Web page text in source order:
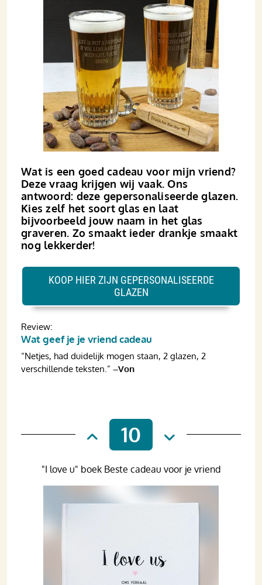
Wat is een goed cadeau voor mijn vriend?
Deze vraag krijgen wij vaak. Ons
antwoord: deze gepersonaliseerde glazen.
Kies zelf het soort glas en laat
bijvoorbeeld jouw naam in het glas
graveren. Zo smaakt ieder drankje smaakt
nog lekkerder!
Review:
Wat geef je je vriend cadeau
“Netjes, had duidelijk mogen staan, 2 glazen, 2
verschillende teksten.” –Von
KOOP HIER ZIJN GEPERSONALISEERDE
GLAZEN
10
"I love u" boek Beste cadeau voor je vriend